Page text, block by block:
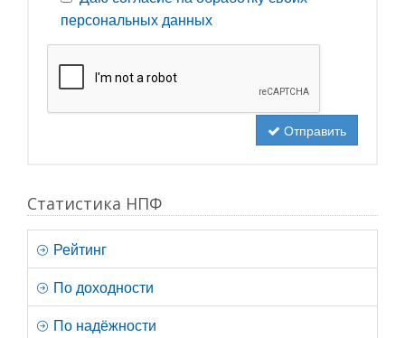
персональных данных
Отправить
Статистика НПФ
Рейтинг
По доходности
По надёжности